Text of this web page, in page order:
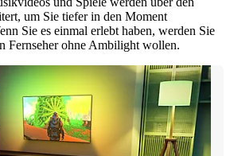
um Sie tiefer in den Moment
Sie es einmal erlebt haben, werden Sie
Fernseher ohne Ambilight wollen.